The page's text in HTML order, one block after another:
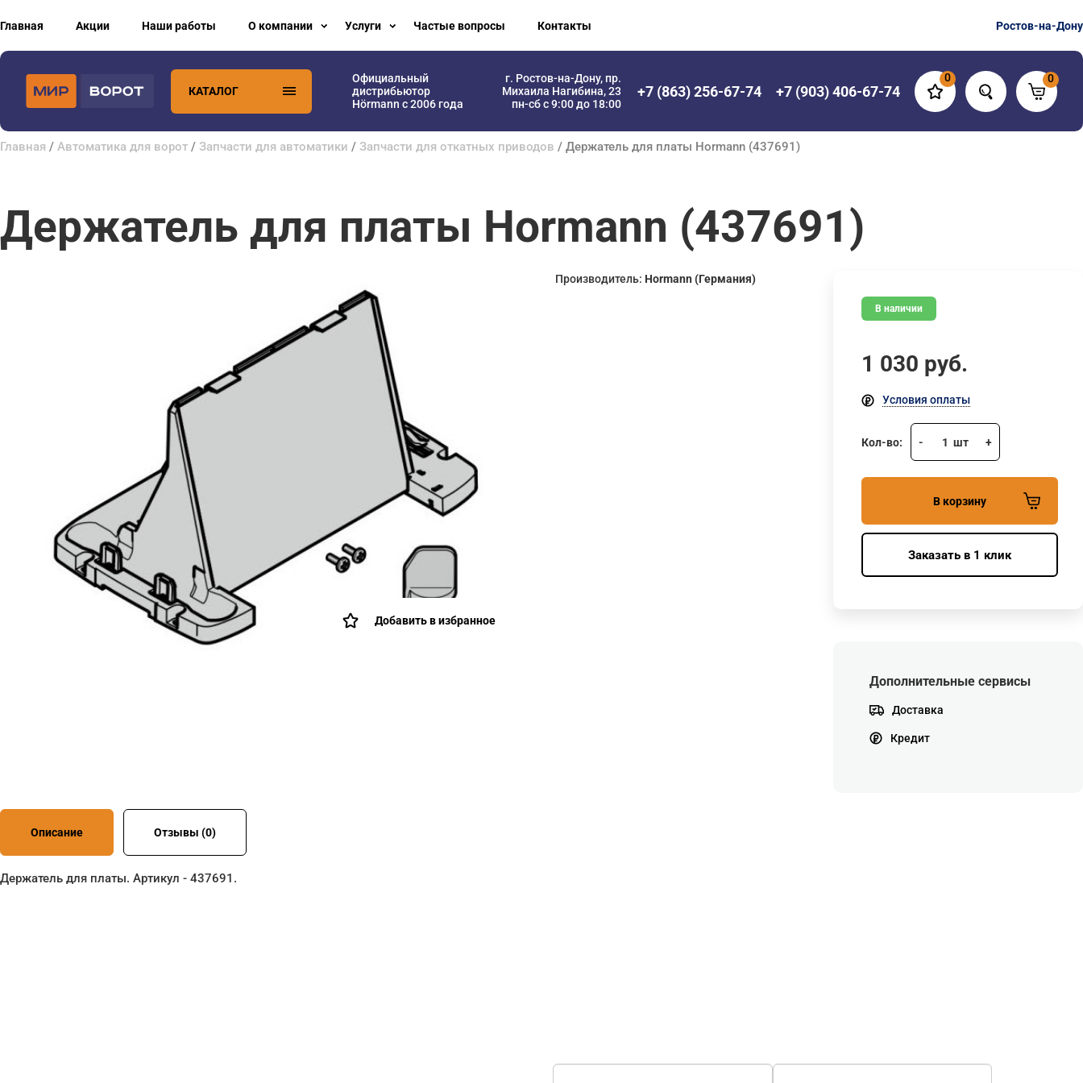
Главная Акции Наши работы О компании Услуги Частые вопросы Контакты Ростов-на-Дону
КАТАЛОГ
Официальный
дистрибьютор
Hörmann с 2006 года
г. Ростов-на-Дону, пр.
Михаила Нагибина, 23
пн-сб с 9:00 до 18:00
+7 (863) 256-67-74 +7 (903) 406-67-74
0 0
Главная / Автоматика для ворот / Запчасти для автоматики / Запчасти для откатных приводов / Держатель для платы Hormann (437691)
Держатель для платы Hormann (437691)
Добавить в избранное
Производитель: Hormann (Германия)
В наличии
1 030 руб.
Условия оплаты
Кол-во: - 1 шт +
В корзину
Заказать в 1 клик
Дополнительные сервисы
Доставка
Кредит
Описание Отзывы (0)
Держатель для платы. Артикул - 437691.